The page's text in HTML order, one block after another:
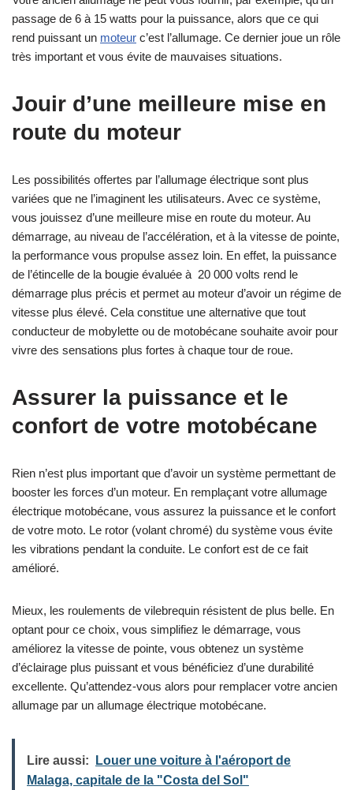
passage de 6 à 15 watts pour la puissance, alors que ce qui
rend puissant un moteur c’est l’allumage. Ce dernier joue un rôle
très important et vous évite de mauvaises situations.
Jouir d’une meilleure mise en
route du moteur
Les possibilités offertes par l’allumage électrique sont plus
variées que ne l’imaginent les utilisateurs. Avec ce système,
vous jouissez d’une meilleure mise en route du moteur. Au
démarrage, au niveau de l’accélération, et à la vitesse de pointe,
la performance vous propulse assez loin. En effet, la puissance
de l’étincelle de la bougie évaluée à 20 000 volts rend le
démarrage plus précis et permet au moteur d’avoir un régime de
vitesse plus élevé. Cela constitue une alternative que tout
conducteur de mobylette ou de motobécane souhaite avoir pour
vivre des sensations plus fortes à chaque tour de roue.
Assurer la puissance et le
confort de votre motobécane
Rien n’est plus important que d’avoir un système permettant de
booster les forces d’un moteur. En remplaçant votre allumage
électrique motobécane, vous assurez la puissance et le confort
de votre moto. Le rotor (volant chromé) du système vous évite
les vibrations pendant la conduite. Le confort est de ce fait
amélioré.
Mieux, les roulements de vilebrequin résistent de plus belle. En
optant pour ce choix, vous simplifiez le démarrage, vous
améliorez la vitesse de pointe, vous obtenez un système
d’éclairage plus puissant et vous bénéficiez d’une durabilité
excellente. Qu’attendez-vous alors pour remplacer votre ancien
allumage par un allumage électrique motobécane.
Lire aussi:
Louer une voiture à l'aéroport de
Malaga, capitale de la "Costa del Sol"